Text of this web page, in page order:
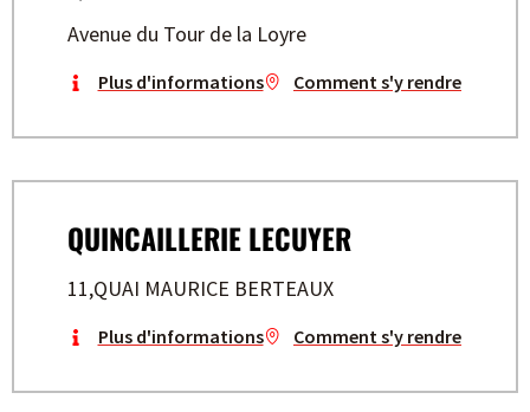
Avenue du Tour de la Loyre
Plus d'informations Comment s'y rendre
QUINCAILLERIE LECUYER
11,QUAI MAURICE BERTEAUX
Plus d'informations Comment s'y rendre